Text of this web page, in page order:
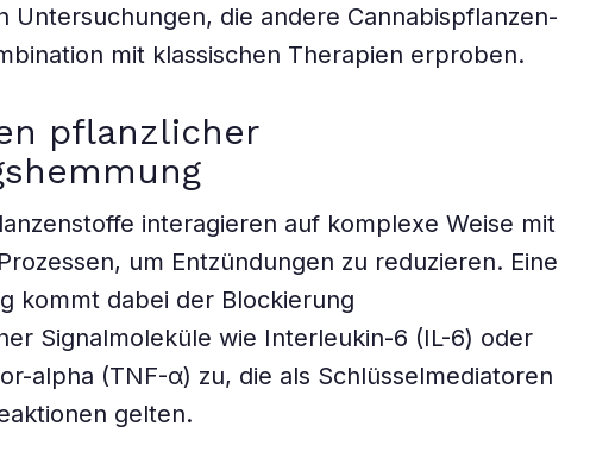
Untersuchungen, die andere Cannabispflanzen-
mit klassischen Therapien erproben.
pflanzlicher
interagieren auf komplexe Weise mit
um Entzündungen zu reduzieren. Eine
kommt dabei der Blockierung
Signalmoleküle wie Interleukin-6 (IL-6) oder
alpha (TNF-α) zu, die als Schlüsselmediatoren
gelten.